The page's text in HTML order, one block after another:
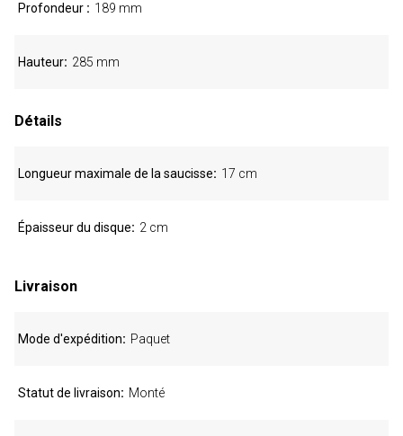
Profondeur 189 mm
Hauteur 285 mm
Détails
Longueur maximale de la saucisse 17 cm
Épaisseur du disque 2 cm
Livraison
Mode d'expédition Paquet
Statut de livraison Monté